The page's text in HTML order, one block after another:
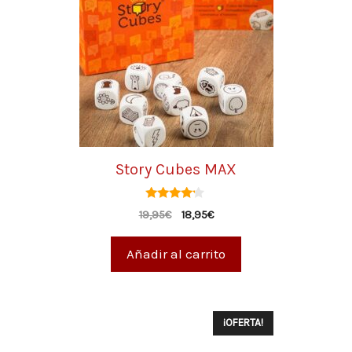
Story Cubes MAX
4.00
de 5
19,95€ 18,95€
Añadir al carrito
¡OFERTA!